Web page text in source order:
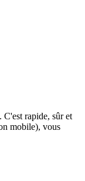
C'est rapide, sûr et
mobile), vous